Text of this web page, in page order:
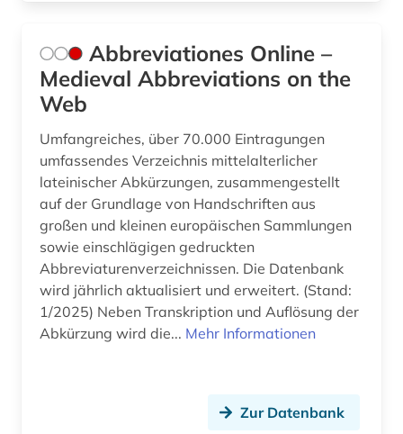
bibliothek (8)
bibliothèque royale albert i. (1)
biblische archäologie (4)
biblische geographie (1)
biblische motive (1)
biblische person (3)
biblische stoffe (1)
Abbreviationes Online –
Medieval Abbreviations on the
Web
Umfangreiches, über 70.000 Eintragungen
umfassendes Verzeichnis mittelalterlicher
lateinischer Abkürzungen, zusammengestellt
auf der Grundlage von Handschriften aus
großen und kleinen europäischen Sammlungen
sowie einschlägigen gedruckten
Abbreviaturenverzeichnissen. Die Datenbank
wird jährlich aktualisiert und erweitert. (Stand:
1/2025) Neben Transkription und Auflösung der
Abkürzung wird die... Mehr Informationen
Zur Datenbank